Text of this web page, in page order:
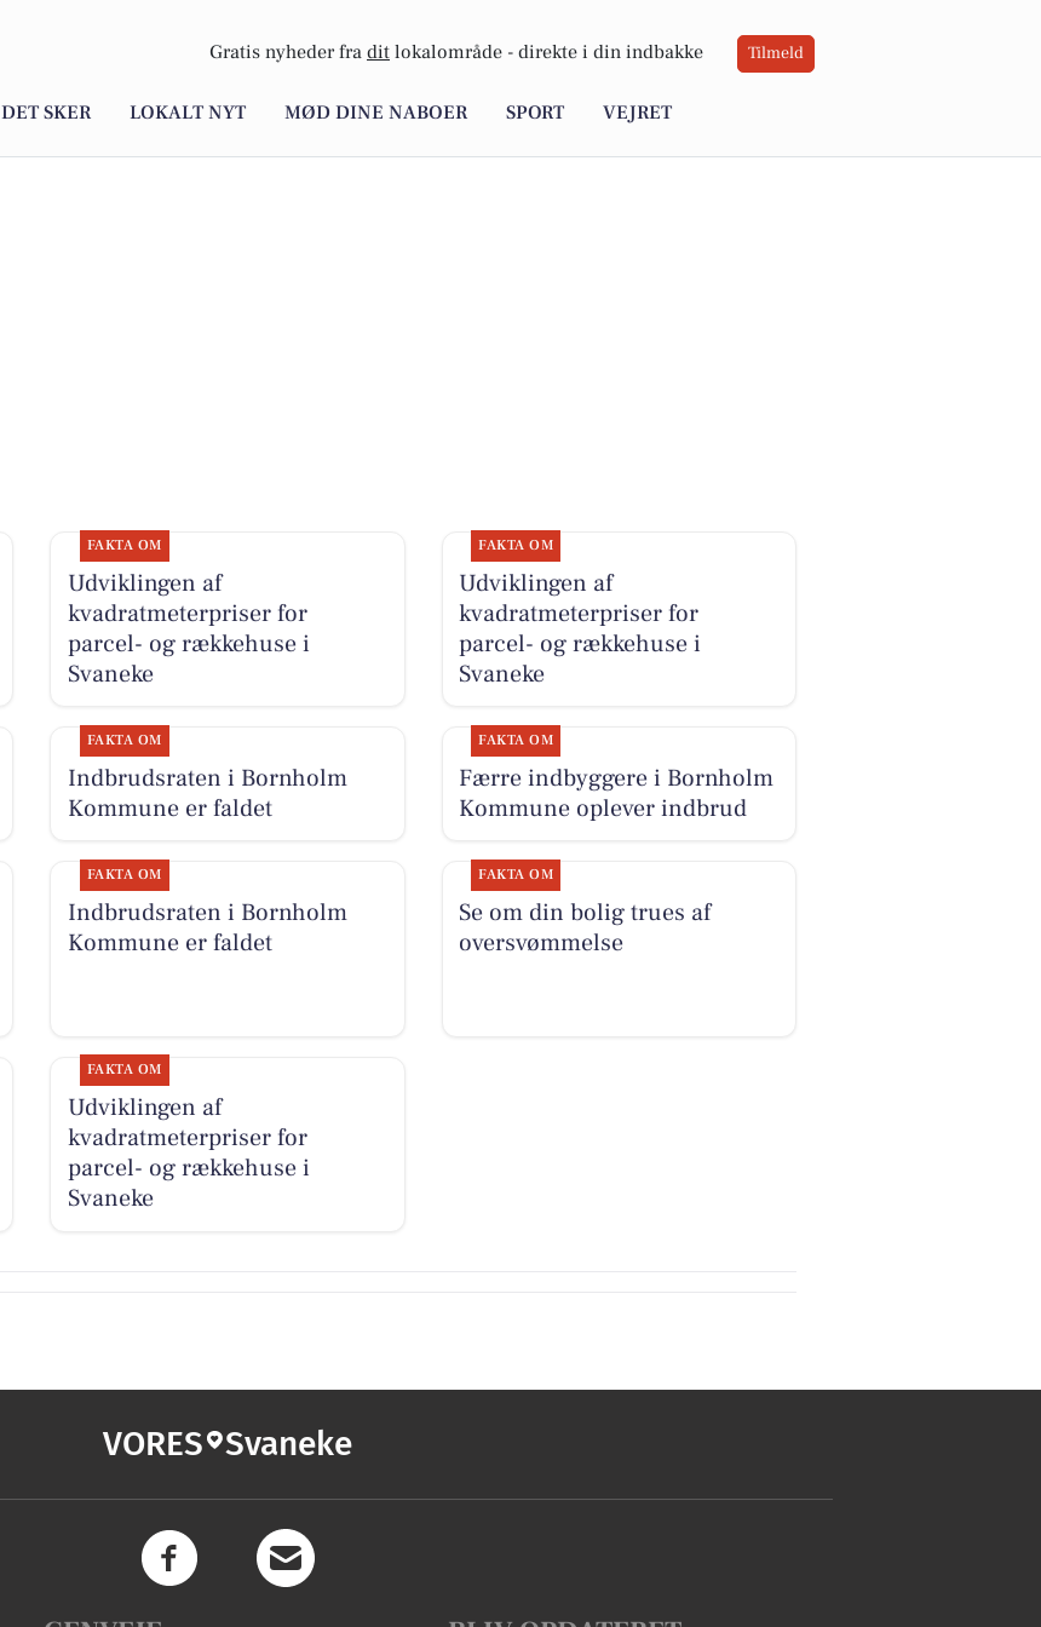
Gratis nyheder fra dit lokalområde - direkte i din indbakke Tilmeld
DET SKER LOKALT NYT MØD DINE NABOER SPORT VEJRET
FAKTA OM
Udviklingen af
kvadratmeterpriser for
parcel- og rækkehuse i
Svaneke
FAKTA OM
Udviklingen af
kvadratmeterpriser for
parcel- og rækkehuse i
Svaneke
FAKTA OM
Indbrudsraten i Bornholm
Kommune er faldet
FAKTA OM
Færre indbyggere i Bornholm
Kommune oplever indbrud
FAKTA OM
Indbrudsraten i Bornholm
Kommune er faldet
FAKTA OM
Se om din bolig trues af
oversvømmelse
FAKTA OM
Udviklingen af
kvadratmeterpriser for
parcel- og rækkehuse i
Svaneke
VORES Svaneke